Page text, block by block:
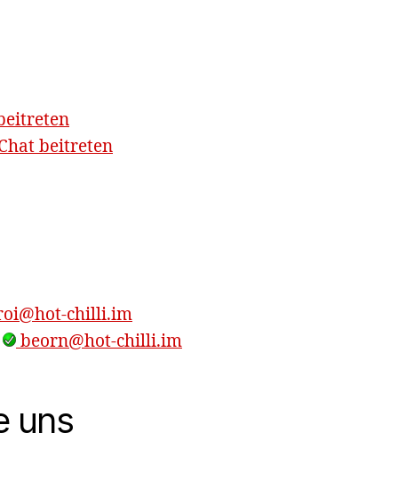
beitreten
chilli.im
beorn@hot-chilli.im
uns